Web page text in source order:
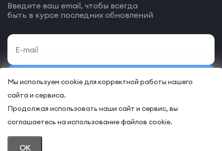
Введите ваш email, чтобы всегда
быть в курсе последних обновлений
Даю своё согласие на обработку
сдоговором-оферты на оказание онлайн и/или офлайн услуг.
Мы используем cookie для корректной работы нашего
сайта и сервиса.
Продолжая использовать наши сайт и сервис, вы
соглашаетесь на использование файлов cookie.
OK